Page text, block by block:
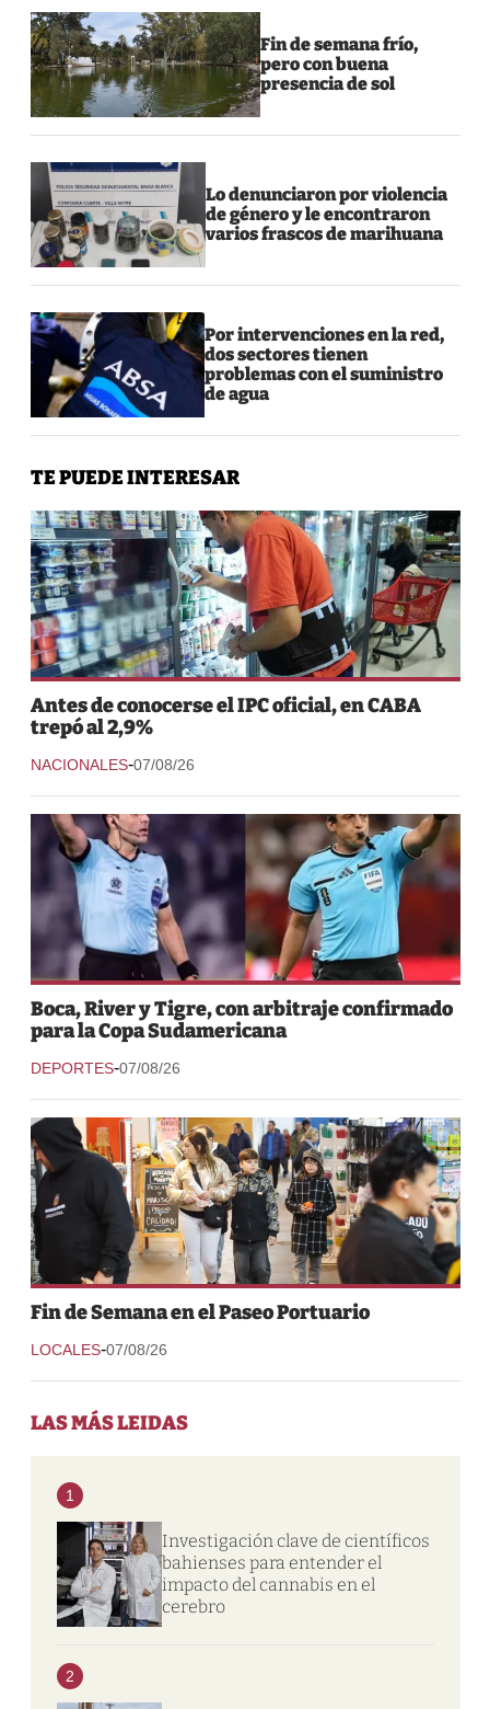
Fin de semana frío,
pero con buena
presencia de sol
Lo denunciaron por violencia
de género y le encontraron
varios frascos de marihuana
Por intervenciones en la red,
dos sectores tienen
problemas con el suministro
de agua
TE PUEDE INTERESAR
Antes de conocerse el IPC oficial, en CABA
trepó al 2,9%
NACIONALES-07/08/26
Boca, River y Tigre, con arbitraje confirmado
para la Copa Sudamericana
DEPORTES-07/08/26
Fin de Semana en el Paseo Portuario
LOCALES-07/08/26
LAS MÁS LEIDAS
1
Investigación clave de científicos
bahienses para entender el
impacto del cannabis en el
cerebro
2